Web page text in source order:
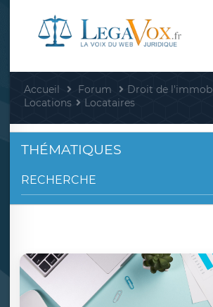
Accueil Forum
Droit de
Locations
Locataires
THÉMATIQUES